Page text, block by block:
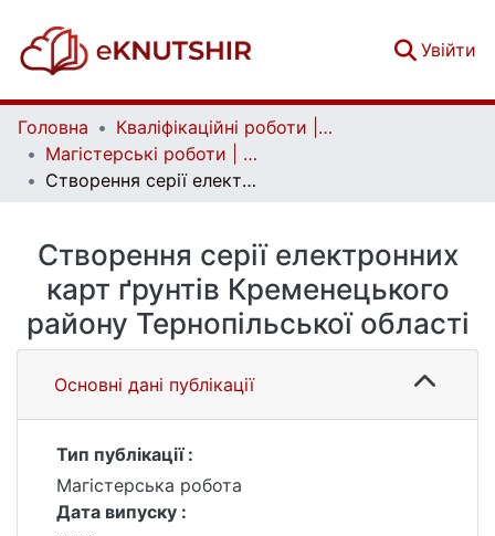
Увійти
Головна
Кваліфікаційні роботи | Qualifying works
Магістерські роботи | Master's theses
Створення серії електронних карт ґрунтів Кременецького району Тернопільської області
Створення серії електронних
карт ґрунтів Кременецького
району Тернопільської області
Основні дані публікації
Тип публікації :
Магістерська робота
Дата випуску :